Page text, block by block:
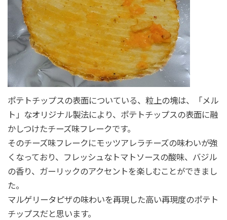
ポテトチップスの表面についている、粒上の塊は、「メル
ト」なオリジナル製法により、ポテトチップスの表面に融
かしつけたチーズ味フレークです。
そのチーズ味フレークにモッツアレラチーズの味わいが強
くなっており、フレッシュなトマトソースの酸味、バジル
の香り、ガーリックのアクセントを楽しむことができまし
た。
マルゲリータピザの味わいを再現した高い再現度のポテト
チップスだと思います。